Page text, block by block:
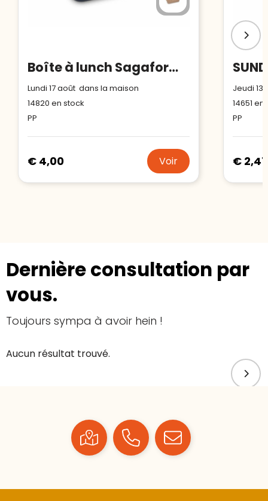
Boîte à lunch Sagaform Tina
Lundi 17 août dans la maison
14820 en stock
PP
€ 4,00 Voir
Jeudi
14651 en
PP
€ 2,47
Dernière consultation par
vous.
Toujours sympa à avoir hein !
Aucun résultat trouvé.